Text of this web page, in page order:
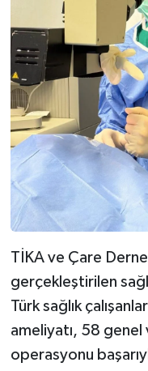
TİKA ve Çare
gerçekleştirilen
Türk sağlık
ameliyatı, 58
operasyonu